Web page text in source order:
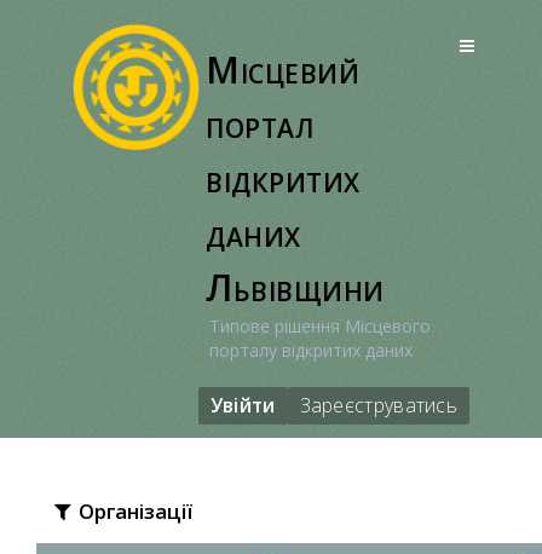
Місцевий
портал
відкритих
даних
Львівщини
Типове рішення Місцевого
порталу відкритих даних
Увійти Зареєструватись
Організації